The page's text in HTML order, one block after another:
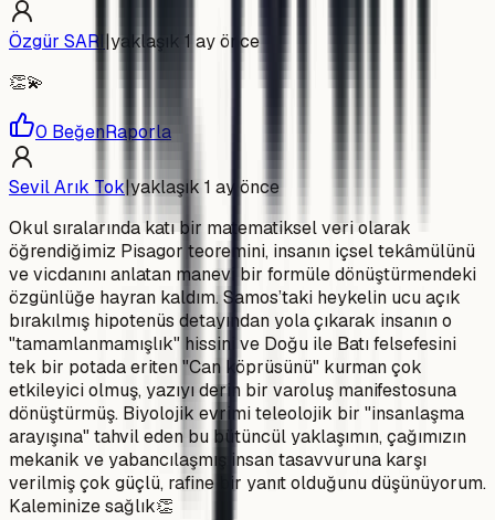
Özgür SARI |yaklaşık 1 ay önce
👏💫
0 BeğenRaporla
Sevil Arık Tok|yaklaşık 1 ay önce
Okul sıralarında katı bir matematiksel veri olarak
öğrendiğimiz Pisagor teoremini, insanın içsel tekâmülünü
ve vicdanını anlatan manevi bir formüle dönüştürmendeki
özgünlüğe hayran kaldım. Samos’taki heykelin ucu açık
bırakılmış hipotenüs detayından yola çıkarak insanın o
"tamamlanmamışlık" hissini ve Doğu ile Batı felsefesini
tek bir potada eriten "Can köprüsünü" kurman çok
etkileyici olmuş, yazıyı derin bir varoluş manifestosuna
dönüştürmüş. Biyolojik evrimi teleolojik bir "insanlaşma
arayışına" tahvil eden bu bütüncül yaklaşımın, çağımızın
mekanik ve yabancılaşmış insan tasavvuruna karşı
verilmiş çok güçlü, rafine bir yanıt olduğunu düşünüyorum.
Kaleminize sağlık👏